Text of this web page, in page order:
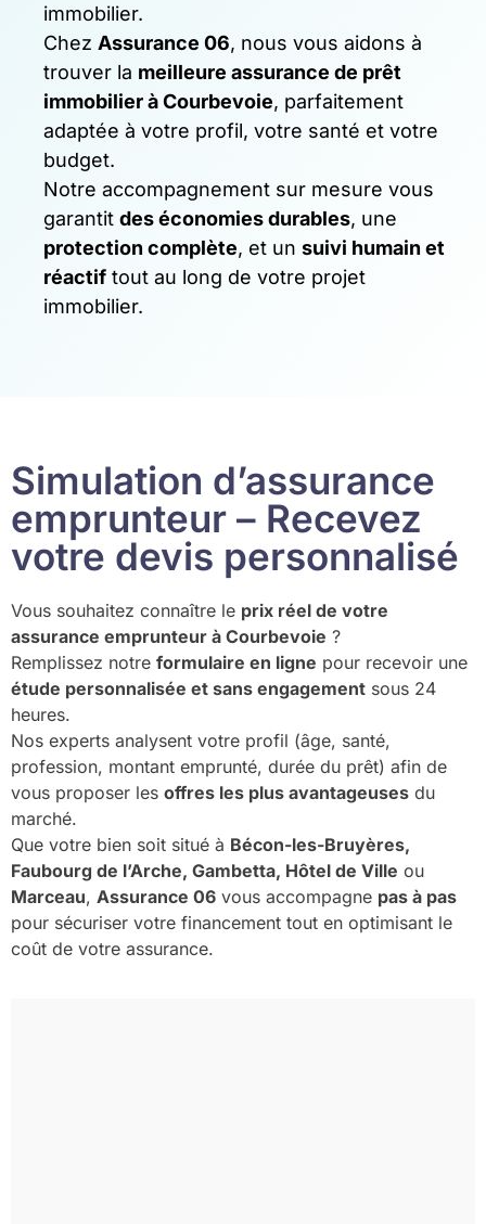
immobilier.
Chez Assurance 06, nous vous aidons à
trouver la meilleure assurance de prêt
immobilier à Courbevoie, parfaitement
adaptée à votre profil, votre santé et votre
budget.
Notre accompagnement sur mesure vous
garantitdes économies durables, une
protection complète, et unsuivi humain et
réactif tout au long de votre projet
immobilier.
Simulation d’assurance
emprunteur – Recevez
votre devis personnalisé
Vous souhaitez connaître le prix réel de votre
assurance emprunteur à Courbevoie ?
Remplissez notre formulaire en ligne pour recevoir une
étude personnalisée et sans engagement sous 24
heures.
Nos experts analysent votre profil (âge, santé,
profession, montant emprunté, durée du prêt) afin de
vous proposer les offres les plus avantageuses du
marché.
Que votre bien soit situé à Bécon-les-Bruyères,
Faubourg de l’Arche, Gambetta, Hôtel de Ville ou
Marceau, Assurance 06 vous accompagne pas à pas
pour sécuriser votre financement tout en optimisant le
coût de votre assurance.